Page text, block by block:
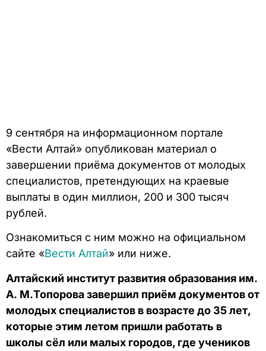
9 сентября на информационном портале
«Вести Алтай» опубликован материал о
завершении приёма документов от молодых
специалистов, претендующих на краевые
выплаты в один миллион, 200 и 300 тысяч
рублей.
Ознакомиться с ним можно на официальном
сайте «Вести Алтай» или ниже.
Алтайский институт развития образования им.
А. М.Топорова завершил приём документов от
молодых специалистов в возрасте до 35 лет,
которые этим летом пришли работать в
школы сёл или малых городов, где учеников